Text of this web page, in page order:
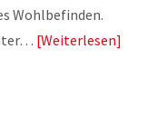
Wohlbefinden.
Weiterlesen